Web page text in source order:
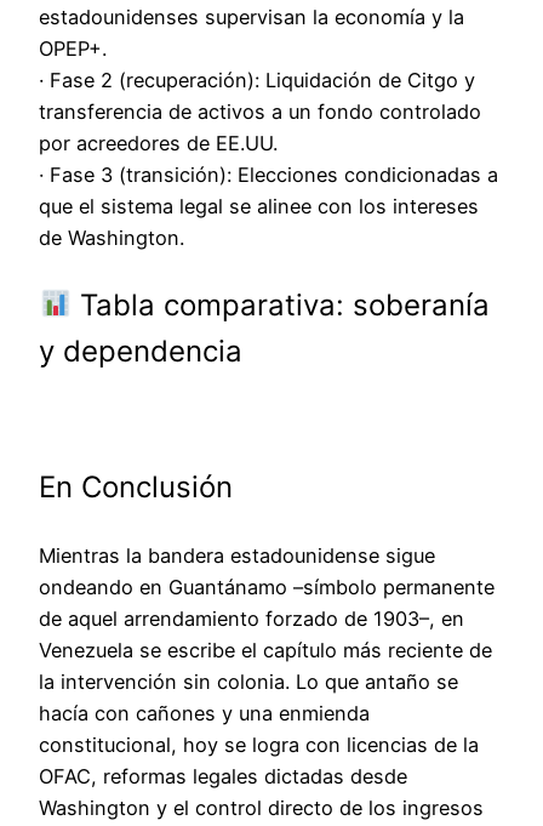
estadounidenses supervisan la economía y la
OPEP+.
· Fase 2 (recuperación): Liquidación de Citgo y
transferencia de activos a un fondo controlado
por acreedores de EE.UU.
· Fase 3 (transición): Elecciones condicionadas a
que el sistema legal se alinee con los intereses
de Washington.
Tabla comparativa: soberanía
y dependencia
En Conclusión
Mientras la bandera estadounidense sigue
ondeando en Guantánamo –símbolo permanente
de aquel arrendamiento forzado de 1903–, en
Venezuela se escribe el capítulo más reciente de
la intervención sin colonia. Lo que antaño se
hacía con cañones y una enmienda
constitucional, hoy se logra con licencias de la
OFAC, reformas legales dictadas desde
Washington y el control directo de los ingresos